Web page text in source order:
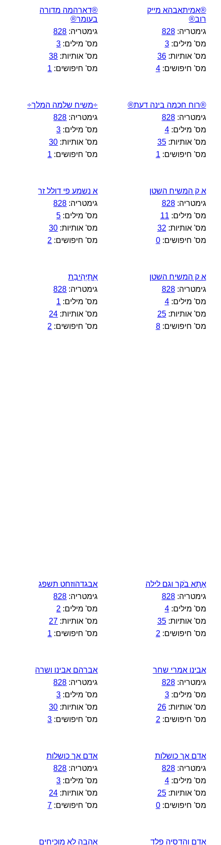
®אמיתאבהא מייק
רוב®
גימטריה:828
מס' מילים:3
מס' אותיות:36
מס' חיפושים:4
®דארהמה מדורה
בעומר®
גימטריה: 828
מס' מילים: 3
מס' אותיות: 38
מס' חיפושים: 1
®רוח חכמה בינה דעת®
גימטריה:828
מס' מילים:4
מס' אותיות:35
מס' חיפושים: 1
÷משיח שלמה המלך÷
גימטריה: 828
מס' מילים: 3
מס' אותיות: 30
מס' חיפושים: 1
א ק המשיח השטן
גימטריה:828
מס' מילים: 11
מס' אותיות: 32
מס' חיפושים:0
א נשמע פי דולל זר
גימטריה: 828
מס' מילים: 5
מס' אותיות: 30
מס' חיפושים: 2
א ק המשיח השטן
גימטריה:828
מס' מילים:4
מס' אותיות:25
מס' חיפושים:8
אִתְיְהִיבַת
גימטריה: 828
מס' מילים: 1
מס' אותיות: 24
מס' חיפושים: 2
אָתָא בֹקר וגם לילה
גימטריה:828
מס' מילים:4
מס' אותיות:35
מס' חיפושים: 2
אבגדהוזחט תשפג
גימטריה: 828
מס' מילים: 2
מס' אותיות: 27
מס' חיפושים: 1
אבינו אמרי שחר
גימטריה:828
מס' מילים:3
מס' אותיות:26
מס' חיפושים: 2
אברהם אבינו ושרה
גימטריה: 828
מס' מילים: 3
מס' אותיות: 30
מס' חיפושים: 3
אדם אך כושלות
גימטריה:828
מס' מילים:4
מס' אותיות:25
מס' חיפושים:0
אדם אך כושלות
גימטריה: 828
מס' מילים: 3
מס' אותיות: 24
מס' חיפושים: 7
אדם והדסיה פלד אהבה לא מוכיחים